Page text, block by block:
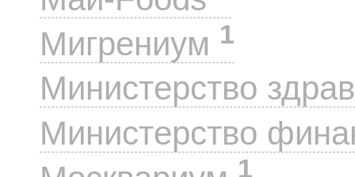
Мигрениум 1
Министерство
Министерство
1